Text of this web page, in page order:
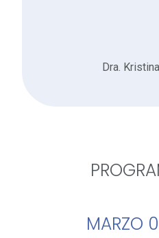
Dra.
MARZO